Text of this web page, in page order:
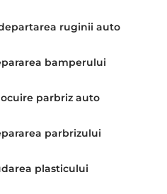
ruginii auto
bamperului
parbriz auto
parbrizului
plasticului